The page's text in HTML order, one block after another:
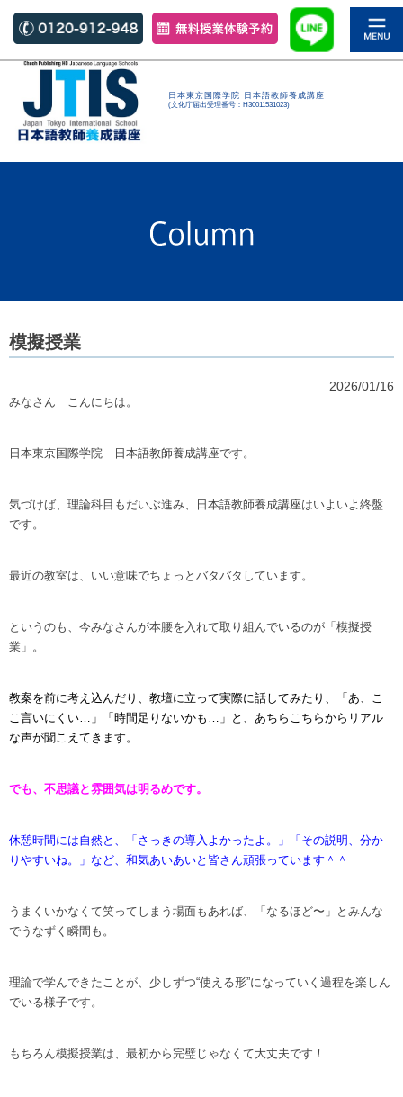
日本東京国際学院 日本語教師養成講座
(文化庁届出受理番号：H30011531023)
模擬授業
2026/01/16
みなさん こんにちは。
日本東京国際学院 日本語教師養成講座です。
気づけば、理論科目もだいぶ進み、日本語教師養成講座はいよいよ終盤
です。
最近の教室は、いい意味でちょっとバタバタしています。
というのも、今みなさんが本腰を入れて取り組んでいるのが「模擬授
業」。
教案を前に考え込んだり、教壇に立って実際に話してみたり、「あ、こ
こ言いにくい…」「時間足りないかも…」と、あちらこちらからリアル
な声が聞こえてきます。
でも、不思議と雰囲気は明るめです。
休憩時間には自然と、「さっきの導入よかったよ。」「その説明、分か
りやすいね。」など、和気あいあいと皆さん頑張っています＾＾
うまくいかなくて笑ってしまう場面もあれば、「なるほど〜」とみんな
でうなずく瞬間も。
理論で学んできたことが、少しずつ“使える形”になっていく過程を楽しん
でいる様子です。
もちろん模擬授業は、最初から完璧じゃなくて大丈夫です！